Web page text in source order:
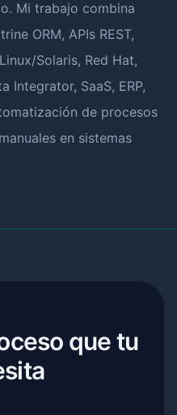
Mi trabajo combina
ORM, APIs REST,
Solaris, Red Hat,
Integrator, SaaS, ERP,
de procesos
en sistemas
que tu